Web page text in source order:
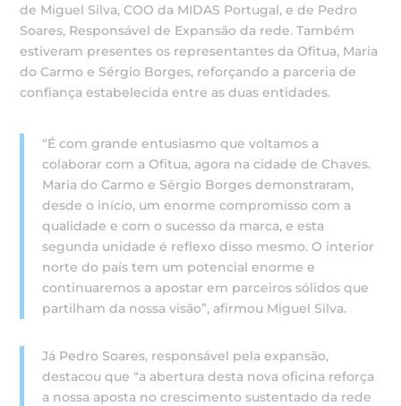
de Miguel Silva, COO da MIDAS Portugal, e de Pedro
Soares, Responsável de Expansão da rede. Também
estiveram presentes os representantes da Ofitua, Maria
do Carmo e Sérgio Borges, reforçando a parceria de
confiança estabelecida entre as duas entidades.
“É com grande entusiasmo que voltamos a
colaborar com a Ofitua, agora na cidade de Chaves.
Maria do Carmo e Sérgio Borges demonstraram,
desde o início, um enorme compromisso com a
qualidade e com o sucesso da marca, e esta
segunda unidade é reflexo disso mesmo. O interior
norte do país tem um potencial enorme e
continuaremos a apostar em parceiros sólidos que
partilham da nossa visão”, afirmou Miguel Silva.
Já Pedro Soares, responsável pela expansão,
destacou que “a abertura desta nova oficina reforça
a nossa aposta no crescimento sustentado da rede